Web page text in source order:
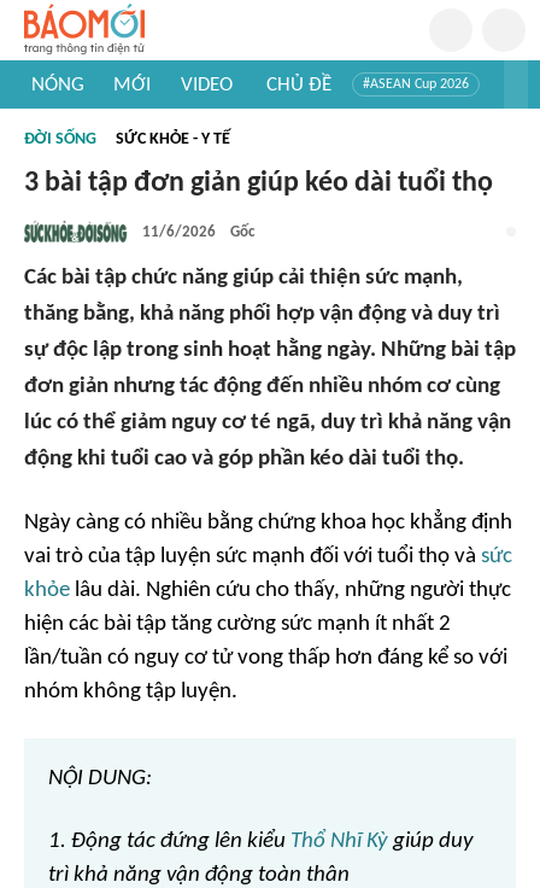
NÓNG MỚI VIDEO CHỦ ĐỀ #ASEAN Cup 2026
#Khám phá thế giới
ĐỜI SỐNG SỨC KHỎE - Y TẾ
3 bài tập đơn giản giúp kéo dài tuổi thọ
11/6/2026 Gốc
Các bài tập chức năng giúp cải thiện sức mạnh,
thăng bằng, khả năng phối hợp vận động và duy trì
sự độc lập trong sinh hoạt hằng ngày. Những bài tập
đơn giản nhưng tác động đến nhiều nhóm cơ cùng
lúc có thể giảm nguy cơ té ngã, duy trì khả năng vận
động khi tuổi cao và góp phần kéo dài tuổi thọ.
Ngày càng có nhiều bằng chứng khoa học khẳng định
vai trò của tập luyện sức mạnh đối với tuổi thọ và sức
khỏe lâu dài. Nghiên cứu cho thấy, những người thực
hiện các bài tập tăng cường sức mạnh ít nhất 2
lần/tuần có nguy cơ tử vong thấp hơn đáng kể so với
nhóm không tập luyện.
NỘI DUNG:
1. Động tác đứng lên kiểu Thổ Nhĩ Kỳgiúp duy
trì khả năng vận động toàn thân